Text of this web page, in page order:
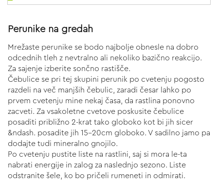
Perunike na gredah
Mrežaste perunike se bodo najbolje obnesle na dobro
odcednih tleh z nevtralno ali nekoliko bazično reakcijo.
Za sajenje izberite sončno rastišče.
Čebulice se pri tej skupini perunik po cvetenju pogosto
razdeli na več manjših čebulic, zaradi česar lahko po
prvem cvetenju mine nekaj časa, da rastlina ponovno
zacveti. Za vsakoletne cvetove poskusite čebulice
posaditi približno 2-krat tako globoko kot bi jih sicer
&ndash. posadite jih 15-20cm globoko. V sadilno jamo pa
dodajte tudi mineralno gnojilo.
Po cvetenju pustite liste na rastlini, saj si mora le-ta
nabrati energije in zalog za naslednjo sezono. Liste
odstranite šele, ko bo pričeli rumeneti in odmirati.